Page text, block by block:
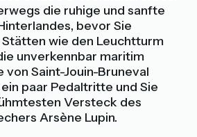
die ruhige und sanfte
bevor Sie
Stätten wie den Leuchtturm
unverkennbar maritim
von Saint-Jouin-Bruneval
ein paar Pedaltritte und Sie
Versteck des
Arsène Lupin.